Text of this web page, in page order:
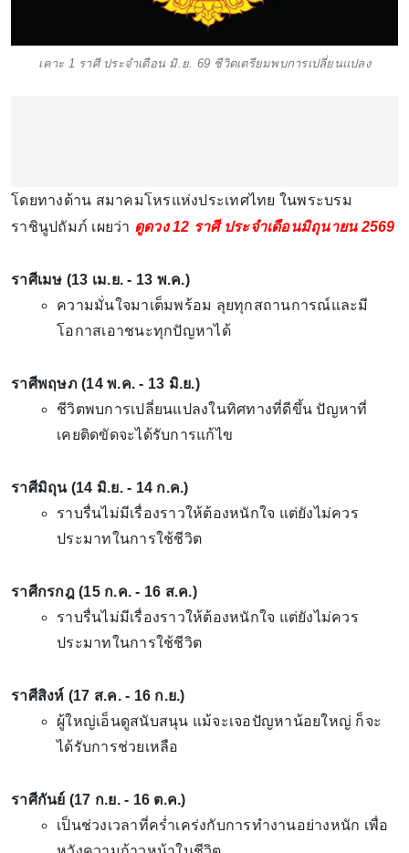
เคาะ 1 ราศี ประจำเดือน มิ.ย. 69 ชีวิตเตรียมพบการเปลี่ยนแปลง
โดยทางด้าน สมาคมโหรแห่งประเทศไทย ในพระบรม
ราชินูปถัมภ์ เผยว่า ดูดวง 12 ราศี ประจำเดือนมิถุนายน 2569
ราศีเมษ (13 เม.ย. - 13 พ.ค.)
ความมั่นใจมาเต็มพร้อม ลุยทุกสถานการณ์และมี
โอกาสเอาชนะทุกปัญหาได้
ราศีพฤษภ (14 พ.ค. - 13 มิ.ย.)
ชีวิตพบการเปลี่ยนแปลงในทิศทางที่ดีขึ้น ปัญหาที่
เคยติดขัดจะได้รับการแก้ไข
ราศีมิถุน (14 มิ.ย. - 14 ก.ค.)
ราบรื่นไม่มีเรื่องราวให้ต้องหนักใจ แต่ยังไม่ควร
ประมาทในการใช้ชีวิต
ราศีกรกฎ (15 ก.ค. - 16 ส.ค.)
ราบรื่นไม่มีเรื่องราวให้ต้องหนักใจ แต่ยังไม่ควร
ประมาทในการใช้ชีวิต
ราศีสิงห์ (17 ส.ค. - 16 ก.ย.)
ผู้ใหญ่เอ็นดูสนับสนุน แม้จะเจอปัญหาน้อยใหญ่ ก็จะ
ได้รับการช่วยเหลือ
ราศีกันย์ (17 ก.ย. - 16 ต.ค.)
เป็นช่วงเวลาที่คร่ำเคร่งกับการทำงานอย่างหนัก เพื่อ